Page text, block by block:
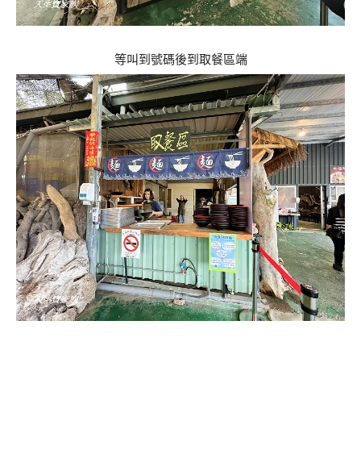
等叫到號碼後到取餐區端